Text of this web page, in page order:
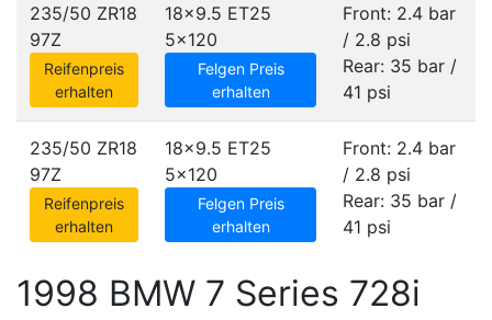
235/50 ZR18
97Z
Reifenpreis
erhalten
18x9.5 ET25
5x120
Felgen Preis
erhalten
Front: 2.4 bar
/ 2.8 psi
Rear: 35 bar /
41 psi
235/50 ZR18
97Z
Reifenpreis
erhalten
18x9.5 ET25
5x120
Felgen Preis
erhalten
Front: 2.4 bar
/ 2.8 psi
Rear: 35 bar /
41 psi
1998 BMW 7 Series 728i